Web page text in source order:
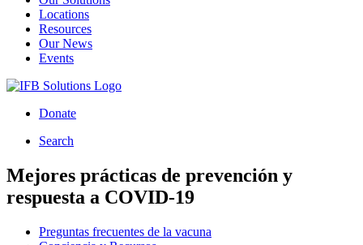
Locations
Resources
Our News
Events
Donate
Search
Mejores prácticas de prevención y
respuesta a COVID-19
Preguntas frecuentes de la vacuna